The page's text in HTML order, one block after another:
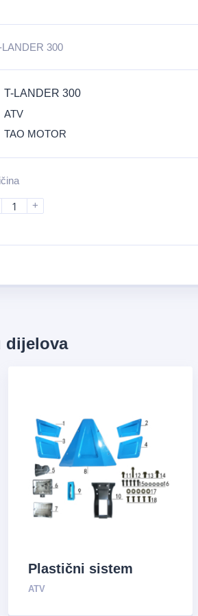
300
T-LANDER 300
ATV
TAO MOTOR
+
dijelova
Plastični sistem
ATV